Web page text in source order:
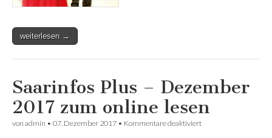
weiterlesen →
Saarinfos Plus – Dezember
2017 zum online lesen
von admin • 07. Dezember 2017 • Kommentare deaktiviert